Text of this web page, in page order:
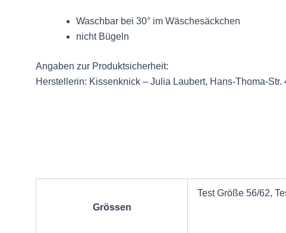
Waschbar bei 30° im Wäschesäckchen
nicht Bügeln
Angaben zur Produktsicherheit:
Herstellerin: Kissenknick – Julia Laubert, Hans-Thoma-
Grössen
Test Größe 56/62,